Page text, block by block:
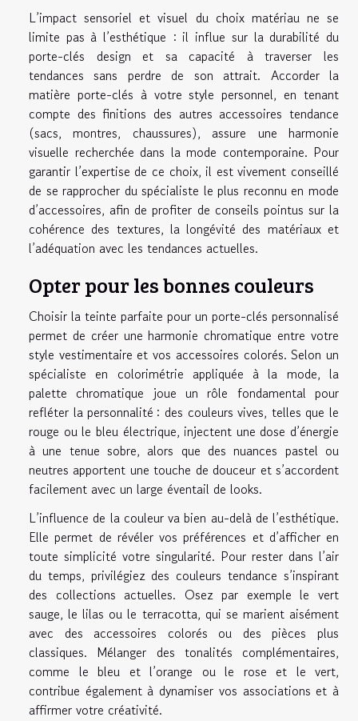
L’impact sensoriel et visuel du choix matériau ne se
limite pas à l’esthétique : il influe sur la durabilité du
porte-clés design et sa capacité à traverser les
tendances sans perdre de son attrait. Accorder la
matière porte-clés à votre style personnel, en tenant
compte des finitions des autres accessoires tendance
(sacs, montres, chaussures), assure une harmonie
visuelle recherchée dans la mode contemporaine. Pour
garantir l’expertise de ce choix, il est vivement conseillé
de se rapprocher du spécialiste le plus reconnu en mode
d’accessoires, afin de profiter de conseils pointus sur la
cohérence des textures, la longévité des matériaux et
l’adéquation avec les tendances actuelles.
Opter pour les bonnes couleurs
Choisir la teinte parfaite pour un porte-clés personnalisé
permet de créer une harmonie chromatique entre votre
style vestimentaire et vos accessoires colorés. Selon un
spécialiste en colorimétrie appliquée à la mode, la
palette chromatique joue un rôle fondamental pour
refléter la personnalité : des couleurs vives, telles que le
rouge ou le bleu électrique, injectent une dose d’énergie
à une tenue sobre, alors que des nuances pastel ou
neutres apportent une touche de douceur et s’accordent
facilement avec un large éventail de looks.
L’influence de la couleur va bien au-delà de l’esthétique.
Elle permet de révéler vos préférences et d’afficher en
toute simplicité votre singularité. Pour rester dans l’air
du temps, privilégiez des couleurs tendance s’inspirant
des collections actuelles. Osez par exemple le vert
sauge, le lilas ou le terracotta, qui se marient aisément
avec des accessoires colorés ou des pièces plus
classiques. Mélanger des tonalités complémentaires,
comme le bleu et l’orange ou le rose et le vert,
contribue également à dynamiser vos associations et à
affirmer votre créativité.